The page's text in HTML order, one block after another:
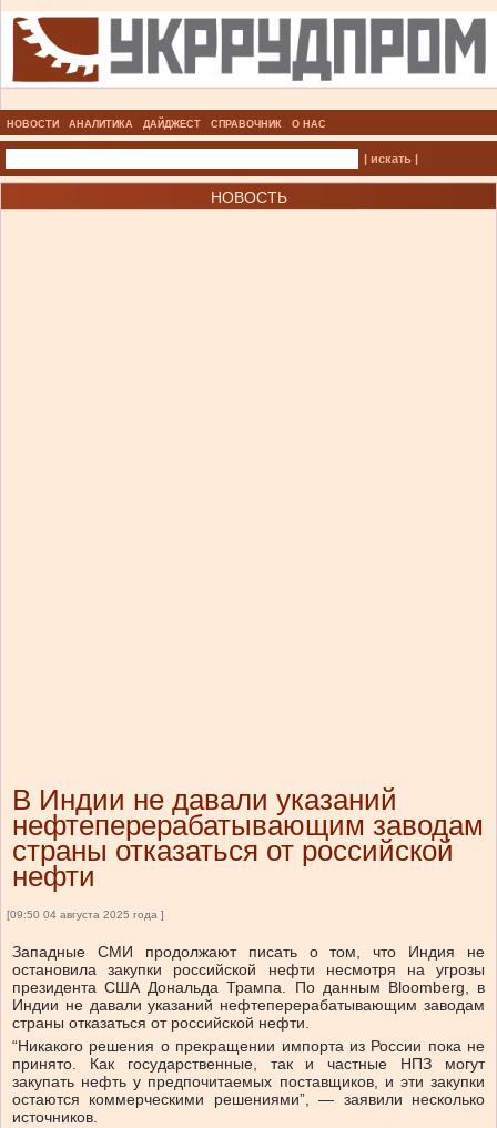
НОВОСТИ АНАЛИТИКА ДАЙДЖЕСТ СПРАВОЧНИК О НАС
| искать |
НОВОСТЬ
В Индии не давали указаний
нефтеперерабатывающим заводам
страны отказаться от российской
нефти
[09:50 04 августа 2025 года ]
Западные СМИ продолжают писать о том, что Индия не
остановила закупки российской нефти несмотря на угрозы
президента США Дональда Трампа. По данным Bloomberg, в
Индии не давали указаний нефтеперерабатывающим заводам
страны отказаться от российской нефти.
“Никакого решения о прекращении импорта из России пока не
принято. Как государственные, так и частные НПЗ могут
закупать нефть у предпочитаемых поставщиков, и эти закупки
остаются коммерческими решениями”, — заявили несколько
источников.